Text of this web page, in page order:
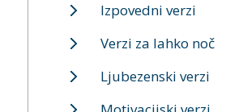
Izpovedni verzi
Verzi za lahko noč
Ljubezenski verzi